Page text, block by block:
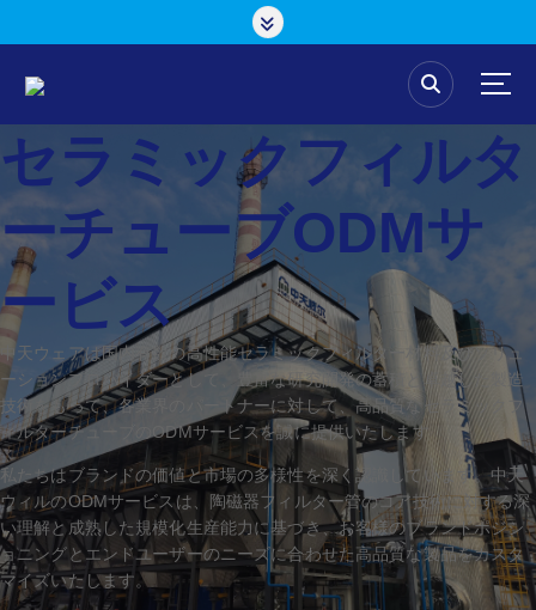
ス
ッ
セラミックフィルタ
ーチューブODMサ
ービス
中天ウェアは国内有数の高性能セラミックフィルター材料及びソリュ
ーションプロバイダーとして、豊富な研究開発の蓄積と卓越した製造
技術をもって、各業界のパートナーに対して、高品質なセラミックフ
ィルターチューブのODMサービスを誠に提供いたします
私たちはブランドの価値と市場の多様性を深く認識しています。中天
ウィルのODMサービスは、陶磁器フィルター管のコア技術に対する深
い理解と成熟した規模化生産能力に基づき、お客様のブランドポジシ
ョニングとエンドユーザーのニーズに合わせた高品質な製品をカスタ
マイズいたします。